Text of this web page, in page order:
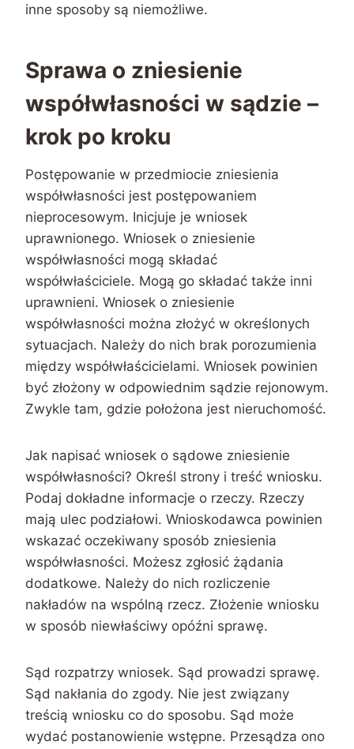
inne sposoby są niemożliwe.
Sprawa o zniesienie
współwłasności w sądzie –
krok po kroku
Postępowanie w przedmiocie zniesienia
współwłasności jest postępowaniem
nieprocesowym. Inicjuje je wniosek
uprawnionego. Wniosek o zniesienie
współwłasności mogą składać
współwłaściciele. Mogą go składać także inni
uprawnieni. Wniosek o zniesienie
współwłasności można złożyć w określonych
sytuacjach. Należy do nich brak porozumienia
między współwłaścicielami. Wniosek powinien
być złożony w odpowiednim sądzie rejonowym.
Zwykle tam, gdzie położona jest nieruchomość.
Jak napisać wniosek o sądowe zniesienie
współwłasności? Określ strony i treść wniosku.
Podaj dokładne informacje o rzeczy. Rzeczy
mają ulec podziałowi. Wnioskodawca powinien
wskazać oczekiwany sposób zniesienia
współwłasności. Możesz zgłosić żądania
dodatkowe. Należy do nich rozliczenie
nakładów na wspólną rzecz. Złożenie wniosku
w sposób niewłaściwy opóźni sprawę.
Sąd rozpatrzy wniosek. Sąd prowadzi sprawę.
Sąd nakłania do zgody. Nie jest związany
treścią wniosku co do sposobu. Sąd może
wydać postanowienie wstępne. Przesądza ono